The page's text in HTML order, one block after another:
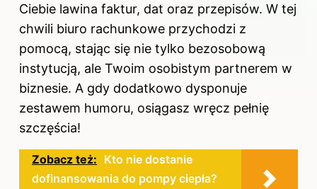
Ciebie lawina faktur, dat oraz przepisów. W tej
chwili biuro rachunkowe przychodzi z
pomocą, stając się nie tylko bezosobową
instytucją, ale Twoim osobistym partnerem w
biznesie. A gdy dodatkowo dysponuje
zestawem humoru, osiągasz wręcz pełnię
szczęścia!
Zobacz też: Kto nie dostanie
dofinansowania do pompy ciepła?